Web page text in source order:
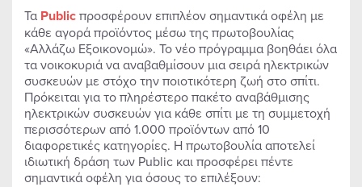
Τα Publicπροσφέρουν επιπλέον σημαντικά οφέλη με
κάθε αγορά προϊόντος μέσω της πρωτοβουλίας
«Αλλάζω Εξοικονομώ». Το νέο πρόγραμμα βοηθάει όλα
τα νοικοκυριά να αναβαθμίσουν μια σειρά ηλεκτρικών
συσκευών με στόχο την ποιοτικότερη ζωή στο σπίτι.
Πρόκειται για το πληρέστερο πακέτο αναβάθμισης
ηλεκτρικών συσκευών για κάθε σπίτι με τη συμμετοχή
περισσότερων από 1.000 προϊόντων από 10
διαφορετικές κατηγορίες. Η πρωτοβουλία αποτελεί
ιδιωτική δράση των Public και προσφέρει πέντε
σημαντικά οφέλη για όσους το επιλέξουν: